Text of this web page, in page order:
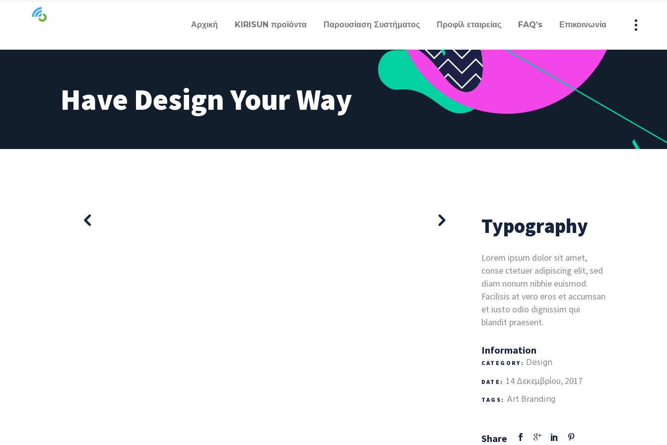
Αρχική KIRISUN προϊόντα Παρουσίαση Συστήματος Προφίλ εταιρείας FAQ’s Επικοινωνία
Have Design Your Way
Typography
Lorem ipsum dolor sit amet,
conse ctetuer adipiscing elit, sed
diam nonum nibhie euismod.
Facilisis at vero eros et accumsan
et iusto odio dignissim qui
blandit praesent.
Information
CATEGORY: Design
DATE: 14 Δεκεμβρίου, 2017
TAGS: Art Branding
Share